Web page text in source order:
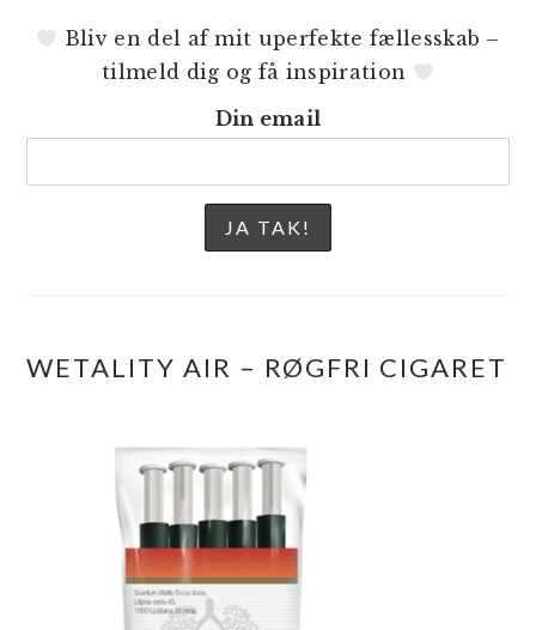
Bliv en del af mit uperfekte fællesskab –
tilmeld dig og få inspiration
Din email
WETALITY AIR – RØGFRI CIGARET